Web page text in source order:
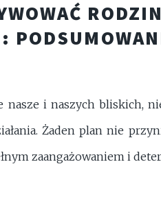
nasze i naszych bliskich,
Żaden plan nie
zaangażowaniem i